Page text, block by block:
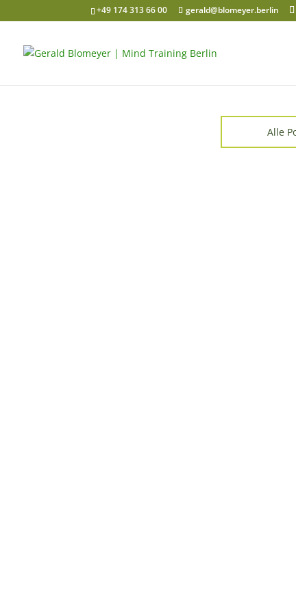
+49 174 313 66 00 gerald@blomeyer.berlin
Alle